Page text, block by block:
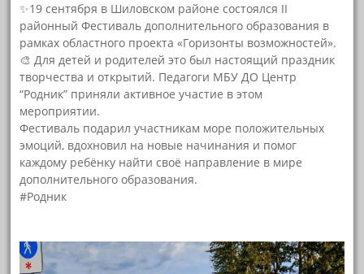
✨19 сентября в Шиловском районе состоялся II
районный Фестиваль дополнительного образования в
рамках областного проекта «Горизонты возможностей».
🎨 Для детей и родителей это был настоящий праздник
творчества и открытий. Педагоги МБУ ДО Центр
“Родник” приняли активное участие в этом
мероприятии.
Фестиваль подарил участникам море положительных
эмоций, вдохновил на новые начинания и помог
каждому ребёнку найти своё направление в мире
дополнительного образования.
#Родник